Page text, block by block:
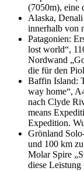
(7050m), eine
Alaska,
innerhalb von
Patagonien:
lost world“,
Nordwand
die für den
Baffin Island:
way home“,
nach Clyde
means
Expedition.
Grönland
und 100 km
Molar Spire
diese